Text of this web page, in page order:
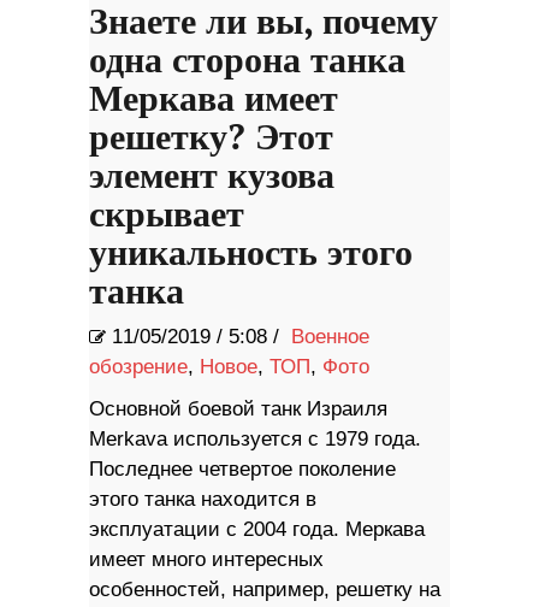
Знаете ли вы, почему
одна сторона танка
Меркава имеет
решетку? Этот
элемент кузова
скрывает
уникальность этого
танка
11/05/2019 / 5:08 /
Военное
обозрение, Новое, ТОП, Фото
Основной боевой танк Израиля
Merkava используется с 1979 года.
Последнее четвертое поколение
этого танка находится в
эксплуатации с 2004 года. Меркава
имеет много интересных
особенностей, например, решетку на